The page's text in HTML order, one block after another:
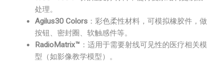
处理。
Agilus30 Colors ：彩色柔性材料，可模拟橡胶件，做
按钮、密封圈、软触感件等。
RadioMatrix™ ：适用于需要射线可见性的医疗相关模
型（如影像教学模型）。